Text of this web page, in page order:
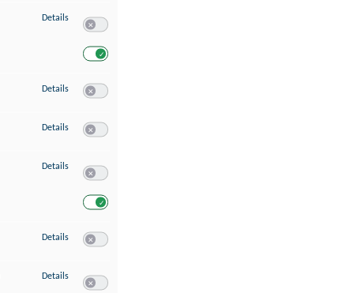
Details zu Verwendung reduzierter Daten zur Auswahl von Werbeanzeigen
Details zu Erstellung von Profilen für personalisierte Werbung
Details zu Verwendung von Profilen zur Auswahl personalisierter Werbung
Details zu Messung der Werbeleistung
Details zu Messung der Performance von Inhalten
Details zu Analyse von Zielgruppen durch Statistiken oder Kombinationen von